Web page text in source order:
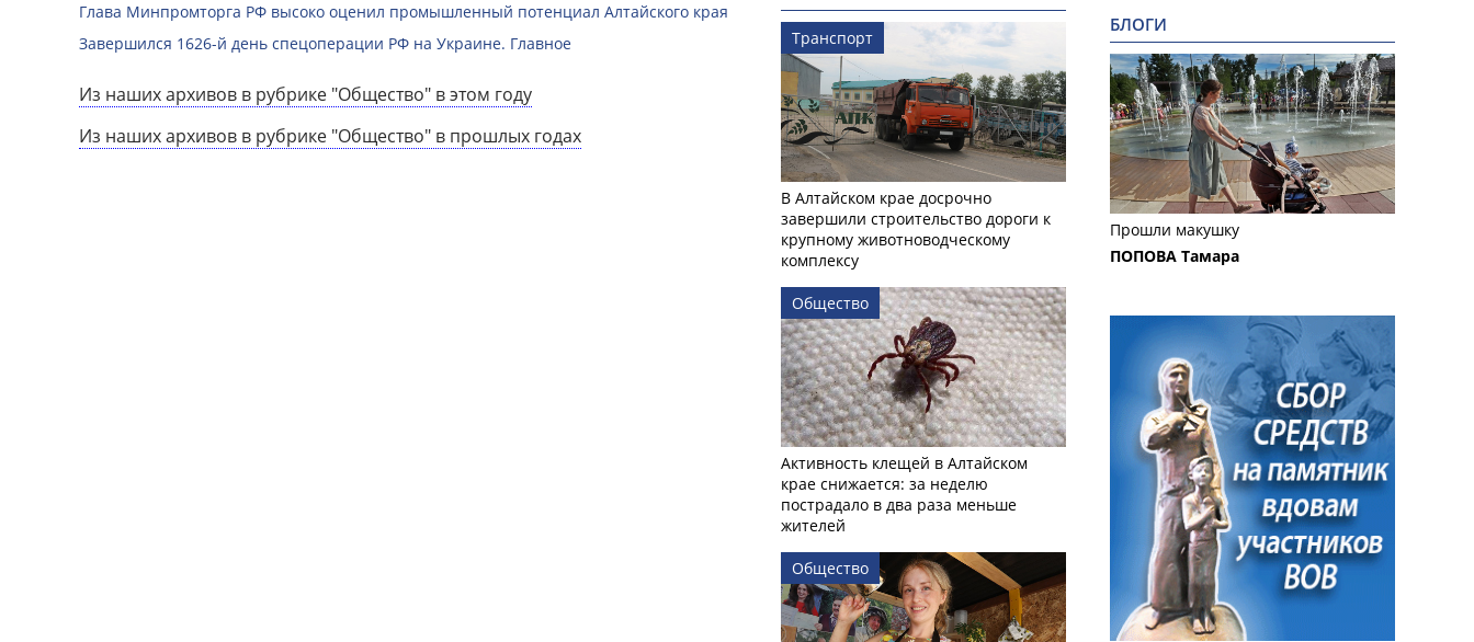
Глава Минпромторга РФ высоко оценил промышленный потенциал Алтайского края
Завершился 1626-й день спецоперации РФ на Украине. Главное
Из наших архивов в рубрике "Общество" в этом году
Из наших архивов в рубрике "Общество" в прошлых годах
Транспорт
В Алтайском крае досрочно
завершили строительство дороги к
крупному животноводческому
комплексу
Общество
Активность клещей в Алтайском
крае снижается: за неделю
пострадало в два раза меньше
жителей
Общество
БЛОГИ
Прошли макушку
ПОПОВА Тамара